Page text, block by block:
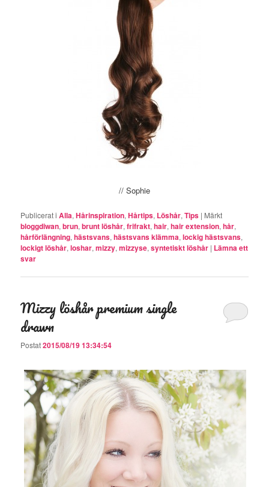
// Sophie
Publicerat i Alla,Hårinspiration,Hårtips, Löshår,Tips | Märkt
bloggdiwan,brun,brunt löshår,frifrakt,hair,hair extension,hår,
hårförlängning,hästsvans,hästsvans klämma,lockig hästsvans,
lockigt löshår,loshar,mizzy,mizzyse,syntetiskt löshår | Lämna ett
svar
Mizzy löshår premium single
drawn
Postat2015/08/19 13:34:54